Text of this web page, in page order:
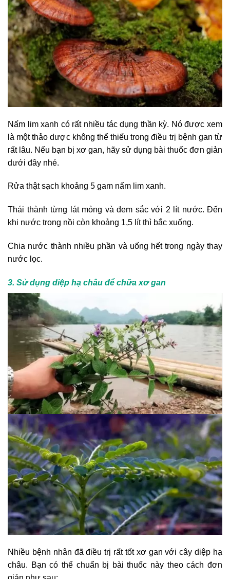
Nấm lim xanh có rất nhiều tác dụng thần kỳ. Nó được xem
là một thảo dược không thể thiếu trong điều trị bệnh gan từ
rất lâu. Nếu bạn bị xơ gan, hãy sử dụng bài thuốc đơn giản
dưới đây nhé.
Rửa thật sạch khoảng 5 gam nấm lim xanh.
Thái thành từng lát mỏng và đem sắc với 2 lít nước. Đến
khi nước trong nồi còn khoảng 1,5 lít thì bắc xuống.
Chia nước thành nhiều phần và uống hết trong ngày thay
nước lọc.
3. Sử dụng diệp hạ châu để chữa xơ gan
Nhiều bệnh nhân đã điều trị rất tốt xơ gan với cây diệp hạ
châu. Bạn có thể chuẩn bị bài thuốc này theo cách đơn